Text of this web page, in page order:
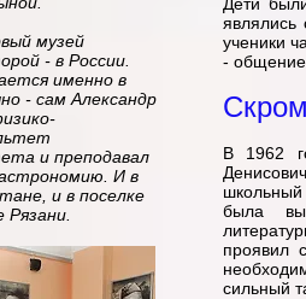
музей
- в России.
именно в
- сам Александр
и преподавал
И в
и в поселке
Рязани.
являлись
ученики
-
В 1962
была
проявил
сильный